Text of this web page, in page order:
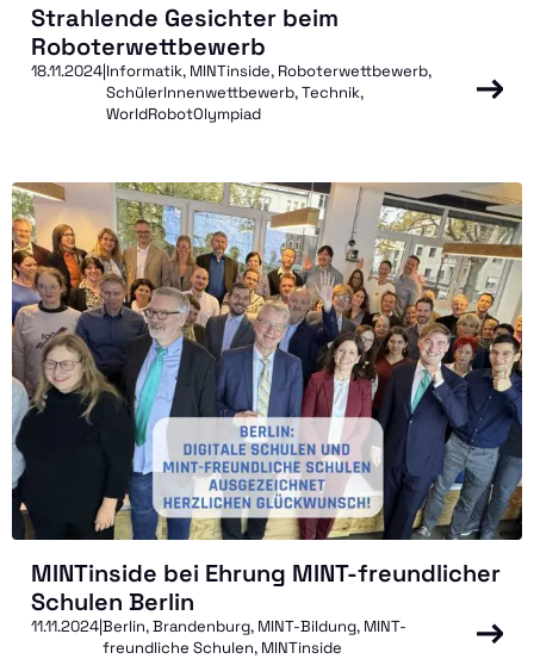
Strahlende Gesichter beim
Roboterwettbewerb
18.11.2024|Informatik, MINTinside, Roboterwettbewerb,
SchülerInnenwettbewerb, Technik,
WorldRobotOlympiad
MINTinside bei Ehrung MINT-freundlicher
Schulen Berlin
11.11.2024|Berlin, Brandenburg, MINT-Bildung, MINT-
freundliche Schulen, MINTinside